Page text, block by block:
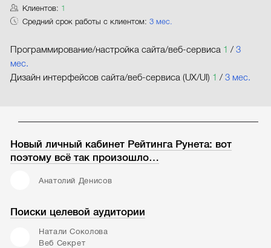
Клиентов: 1
Средний срок работы с клиентом:3 мес.
Программирование/настройка сайта/веб-сервиса 1 /3
мес.
Дизайн интерфейсов сайта/веб-сервиса (UX/UI) 1 /3 мес.
Новый личный кабинет Рейтинга Рунета: вот
поэтому всё так произошло…
Анатолий Денисов
Поиски целевой аудитории
Натали Соколова
Веб Секрет